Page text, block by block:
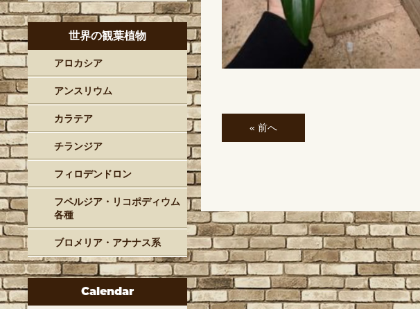
« 前へ
世界の観葉植物
アロカシア
アンスリウム
カラテア
チランジア
フィロデンドロン
フペルジア・リコポディウム
各種
ブロメリア・アナナス系
Calendar